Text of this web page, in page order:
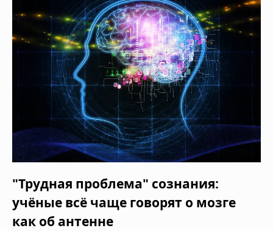
"Трудная проблема" сознания:
учёные всё чаще говорят о мозге
как об антенне